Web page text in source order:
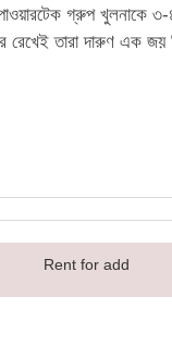
গ্রুপ খুলনাকে
রেখেই তারা দারুণ এক জয়
Rent for add